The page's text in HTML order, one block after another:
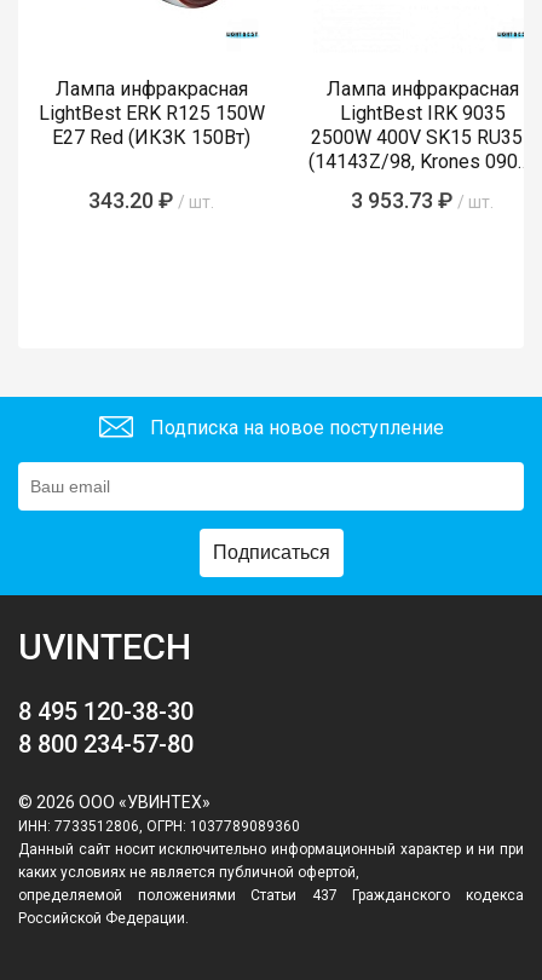
Лампа инфракрасная
LightBest ERK R125 150W
E27 Red (ИКЗК 150Вт)
343.20 ₽ / шт.
Лампа инфракрасная
LightBest IRK 9035
2500W 400V SK15 RU355
(14143Z/98, Krones 0900-
3 953.73 ₽ / шт.
Подписка на новое поступление
Подписаться
UVINTECH
8 495 120-38-30
8 800 234-57-80
© 2026 ООО «УВИНТЕХ»
ИНН: 7733512806, ОГРН: 1037789089360
Данный сайт носит исключительно информационный характер и ни при
каких условиях не является публичной офертой,
определяемой положениями Статьи 437 Гражданского кодекса
Российской Федерации.